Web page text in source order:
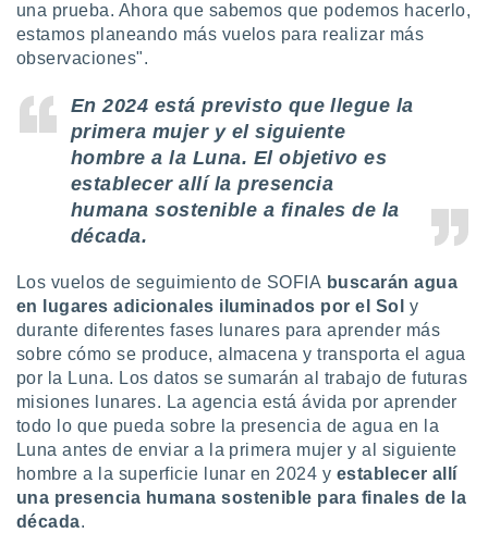
una prueba. Ahora que sabemos que podemos hacerlo,
estamos planeando más vuelos para realizar más
observaciones".
En 2024 está previsto que llegue la
primera mujer y el siguiente
hombre a la Luna. El objetivo es
establecer allí la presencia
humana sostenible a finales de la
década.
Los vuelos de seguimiento de SOFIA buscarán agua
en lugares adicionales iluminados por el Sol y
durante diferentes fases lunares para aprender más
sobre cómo se produce, almacena y transporta el agua
por la Luna. Los datos se sumarán al trabajo de futuras
misiones lunares. La agencia está ávida por aprender
todo lo que pueda sobre la presencia de agua en la
Luna antes de enviar a la primera mujer y al siguiente
hombre a la superficie lunar en 2024 y establecer allí
una presencia humana sostenible para finales de la
década.